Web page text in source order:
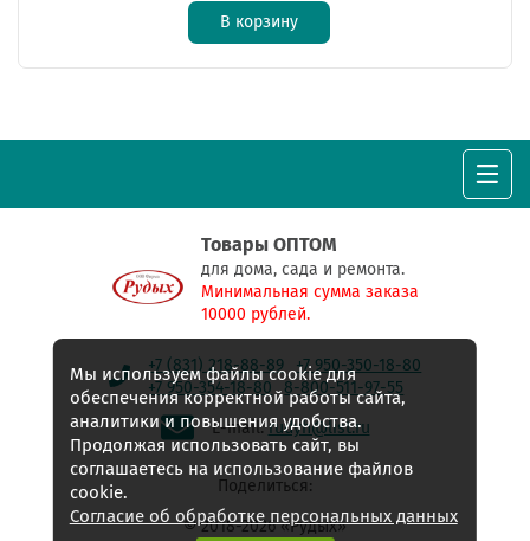
В корзину
Товары ОПТОМ
для дома, сада и ремонта.
Минимальная сумма заказа
10000 рублей.
+7 (831) 218-88-89
+7 950-350-18-80
+7 950-354-18-80
8-800-511-97-55
E-mail:rudyh@list.ru
© 2018-2026 «Рудых»
Поделиться:
Мы используем файлы cookie для
обеспечения корректной работы сайта,
аналитики и повышения удобства.
Продолжая использовать сайт, вы
соглашаетесь на использование файлов
cookie.
Согласие об обработке персональных данных